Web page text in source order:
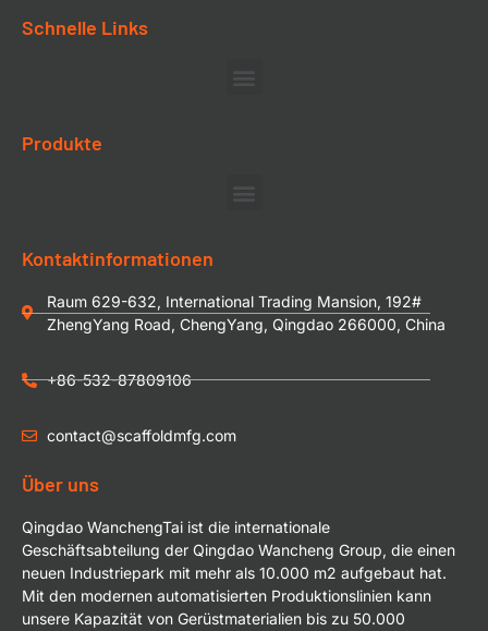
Schnelle Links
Produkte
Kontaktinformationen
Raum 629-632, International Trading Mansion, 192#
ZhengYang Road, ChengYang, Qingdao 266000, China
+86-532-87809106
contact@scaffoldmfg.com
Über uns
Qingdao WanchengTai ist die internationale
Geschäftsabteilung der Qingdao Wancheng Group, die einen
neuen Industriepark mit mehr als 10.000 m2 aufgebaut hat.
Mit den modernen automatisierten Produktionslinien kann
unsere Kapazität von Gerüstmaterialien bis zu 50.000